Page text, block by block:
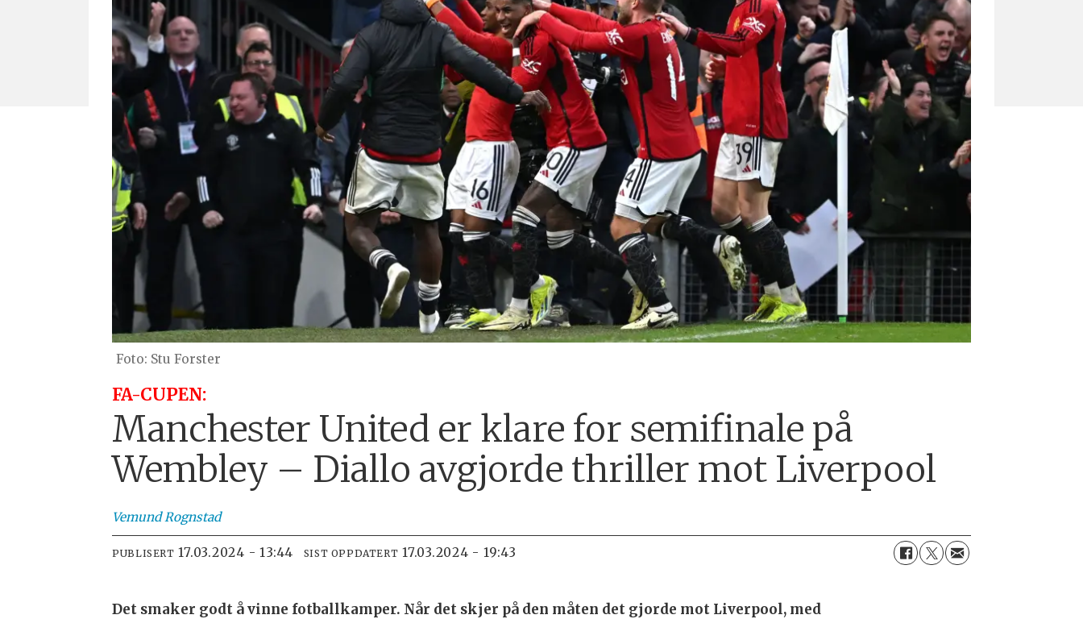
Stu Forster
FA-CUPEN:
Manchester United er klare for semifinale på
Wembley – Diallo avgjorde thriller mot Liverpool
Vemund Rognstad
PUBLISERT 17.03.2024 - 13:44 SIST OPPDATERT 17.03.2024 - 19:43
Det smaker godt å vinne fotballkamper. Når det skjer på den måten det gjorde mot Liverpool, med